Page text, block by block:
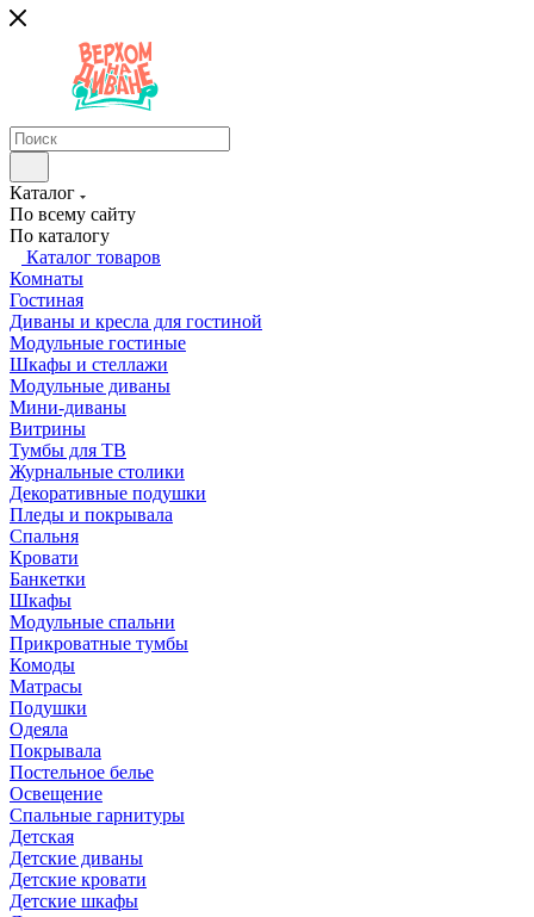
Каталог
По всему сайту
По каталогу
Каталог товаров
Комнаты
Гостиная
Диваны и кресла для гостиной
Модульные гостиные
Шкафы и стеллажи
Модульные диваны
Мини-диваны
Витрины
Тумбы для ТВ
Журнальные столики
Декоративные подушки
Пледы и покрывала
Спальня
Кровати
Банкетки
Шкафы
Модульные спальни
Прикроватные тумбы
Комоды
Матрасы
Подушки
Одеяла
Покрывала
Постельное белье
Освещение
Спальные гарнитуры
Детская
Детские диваны
Детские кровати
Детские шкафы